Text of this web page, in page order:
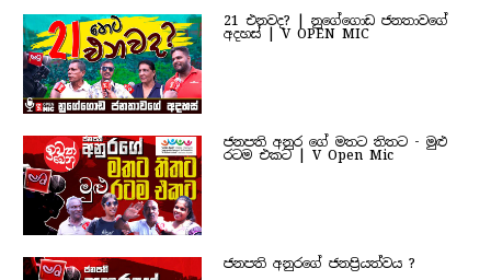
21 එනවද? | නුගේගොඩ ජනතාවගේ
අදහස් | V OPEN MIC
ජනපති අනුර ගේ මතට තිතට - මුළු
රටම එකට | V Open Mic
ජනපති අනුරගේ ජනප්‍රියත්වය ?